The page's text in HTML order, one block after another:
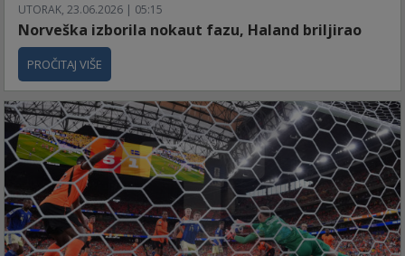
UTORAK, 23.06.2026 | 05:15
Norveška izborila nokaut fazu, Haland briljirao
PROČITAJ VIŠE